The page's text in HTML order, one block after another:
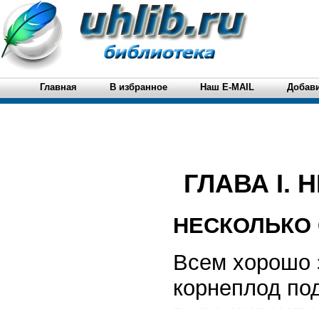
Главная В избранное Наш E-MAIL
ГЛАВА I.
Всем хорошо
корнеплод